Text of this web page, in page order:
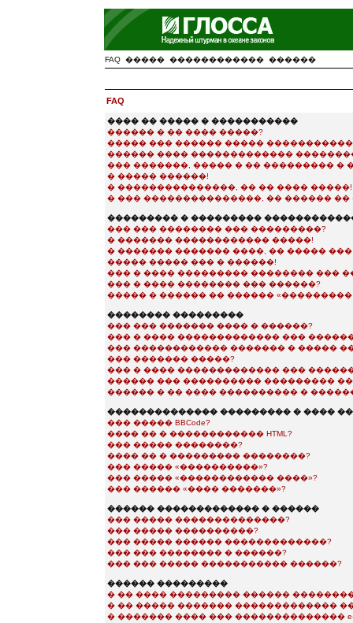
FAQ ����� ������������ ������
FAQ
���� �� ����� � �����������
������ � �� ���� �����?
����� ��� ������ �����
������ ���� �������������
��� �������, ����� � �� ��������� �
� ����� ������!
� ���������������, �� �� ���� �����!
� ��� ���������������, �� ������ ��
��������� � ���������
��� ��� �������� ��� ���������?
� ������� ������������ �����!
� ������� ������� ����, �� �����
����� ����� ��� � ������!
��� � ���� ��������� �������� ���
��� � ���� �������� ��� ������?
����� � ������ �� ������ «���������
�������� ���������
��� ��� ������� ���� � ������?
��� � ���� ������������� ���
��� ������������ ������� � �����
��� ������� �����?
��� � ���� ������������� ���
������ ��� ���������� ���������
������ � �� ���� ���������� �
�������������� ��������� � ����
��� ����� BBCode?
���� �� � ������������ HTML?
��� ����� ��������?
���� �� � ��������� ��������?
��� ����� «����������»?
��� ����� «������������ ����»?
��� ������ «���� �������»?
������ ������������� � ������
��� ����� ��������������?
��� ����� ����������?
��� ����� ������ �������������?
��� ��� �������� � ������?
��� ��� ����� ����������� ������?
������ ���������
� �� ���� ��������� ������
� �� ����� ������� �������������
� ������� ���� ��� ��������������